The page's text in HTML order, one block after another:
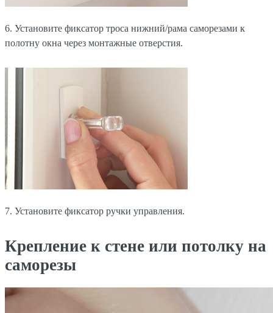
6. Установите фиксатор троса нижний/рама саморезами к
полотну окна через монтажные отверстия.
7. Установите фиксатор ручки управления.
Крепление к стене или потолку на
саморезы